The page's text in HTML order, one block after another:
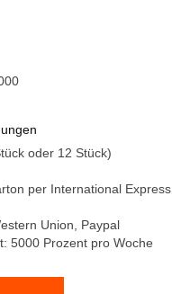
oder 12 Stück)
per International Express
Union, Paypal
5000 Prozent pro Woche